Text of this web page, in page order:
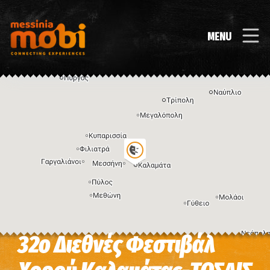
MENU
Η εικόνα ενδέχεται να υπόκειται σε πνευματικά δικαιώματα Όροι
32o Διεθνές Φεστιβάλ